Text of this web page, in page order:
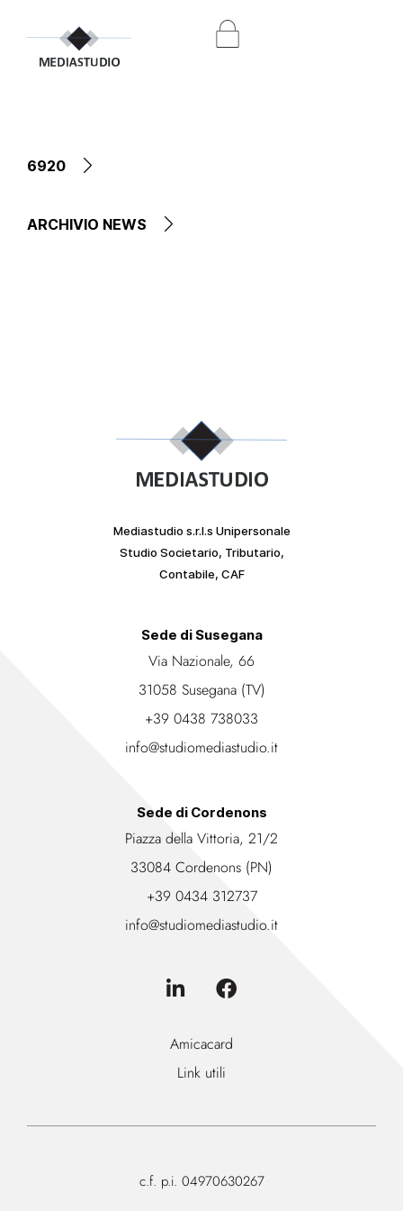
6920
ARCHIVIO NEWS
Mediastudio s.r.l.s Unipersonale
Studio Societario, Tributario,
Contabile, CAF
Sede di Susegana
Via Nazionale, 66
31058 Susegana (TV)
+39 0438 738033
info@studiomediastudio.it
Sede di Cordenons
Piazza della Vittoria, 21/2
33084 Cordenons (PN)
+39 0434 312737
info@studiomediastudio.it
Amicacard
Link utili
c.f. p.i. 04970630267